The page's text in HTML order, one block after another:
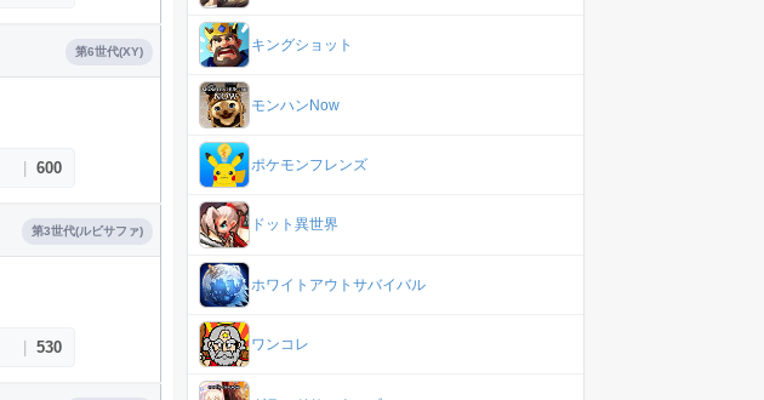
第6世代(XY)
600
第3世代(ルビサファ)
530
キングショット
モンハンNow
ポケモンフレンズ
ドット異世界
ホワイトアウトサバイバル
ワンコレ